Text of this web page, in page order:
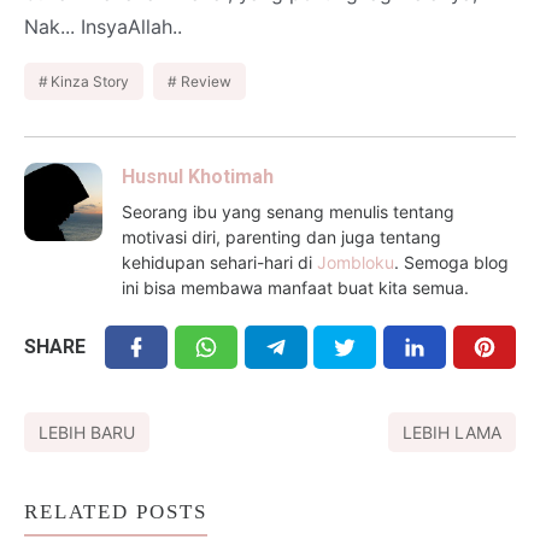
Nak... InsyaAllah..
Kinza Story Review
Husnul Khotimah
Seorang ibu yang senang menulis tentang
motivasi diri, parenting dan juga tentang
kehidupan sehari-hari di Jombloku. Semoga blog
ini bisa membawa manfaat buat kita semua.
SHARE
LEBIH BARU LEBIH LAMA
RELATED POSTS